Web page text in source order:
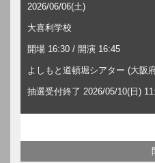
2026/06/06(土)
大喜利学校
開場 16:30 / 開演 16:45
よしもと道頓堀シアター (大阪
抽選受付終了 2026/05/10(日)